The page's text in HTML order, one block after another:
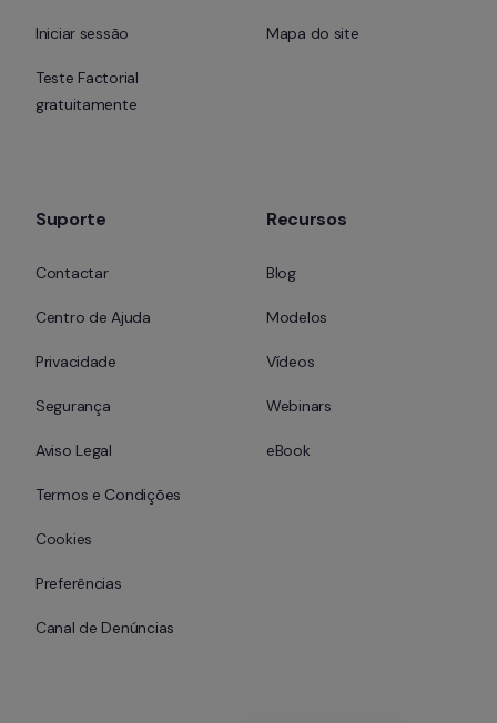
Iniciar sessão
Teste Factorial
gratuitamente
Mapa do site
Suporte
Contactar
Centro de Ajuda
Privacidade
Segurança
Aviso Legal
Termos e Condições
Cookies
Preferências
Canal de Denúncias
Recursos
Blog
Modelos
Vídeos
Webinars
eBook